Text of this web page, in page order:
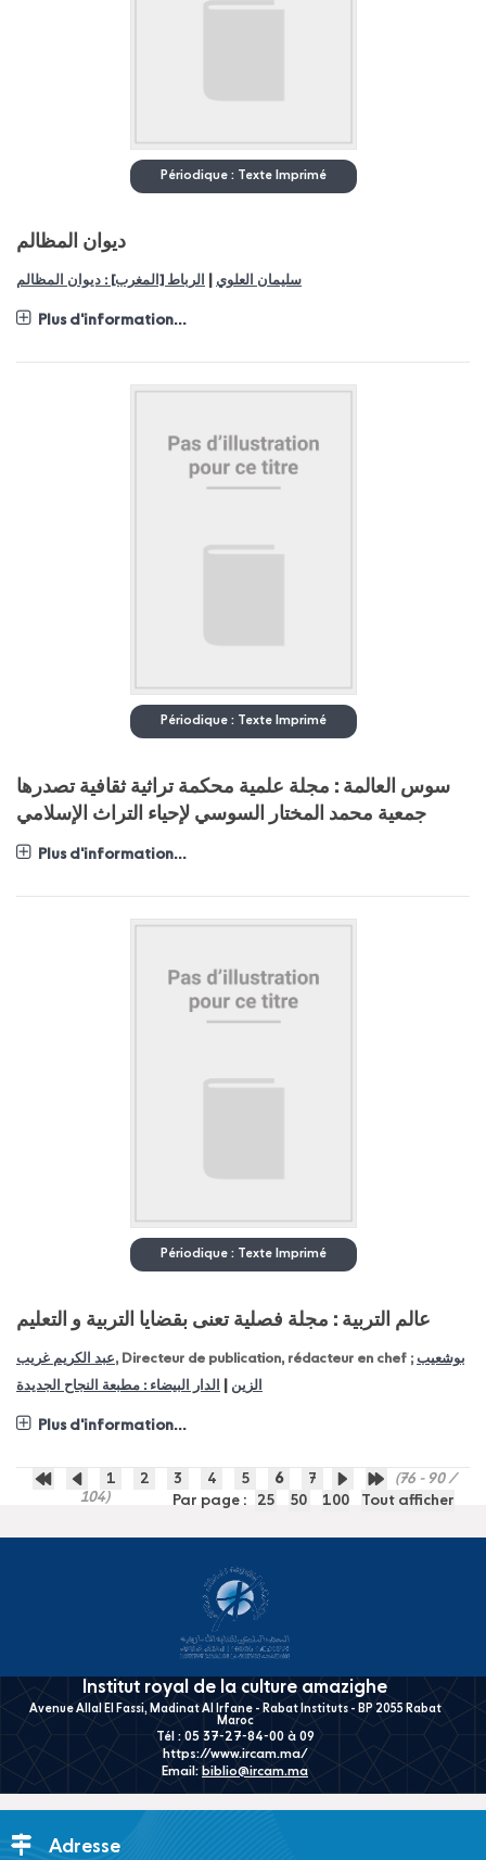
Périodique : Texte Imprimé
ديوان المظالم
سليمان العلوي الرباط [المغرب] : ديوان المظالم
Plus d'information...
Périodique : Texte Imprimé
سوس العالمة : مجلة علمية محكمة تراثية ثقافية تصدرها
جمعية محمد المختار السوسي لإحياء التراث الإسلامي
Plus d'information...
Périodique : Texte Imprimé
عالم التربية : مجلة فصلية تعنى بقضايا التربية و التعليم
عبد الكريم غريب, Directeur de publication, rédacteur en chef ; بوشعيب
الزين
الدار البيضاء : مطبعة النجاح الجديدة
Plus d'information...
1 2 3 4 5 6 7
(76 - 90 /
104)
Par page : 25 50 100 Tout afficher
Institut royal de la culture amazighe
Avenue Allal El Fassi, Madinat Al Irfane - Rabat Instituts - BP 2055 Rabat
Maroc
Tél : 05 37-27-84-00 à 09
https://www.ircam.ma/
Email: biblio@ircam.ma
Adresse